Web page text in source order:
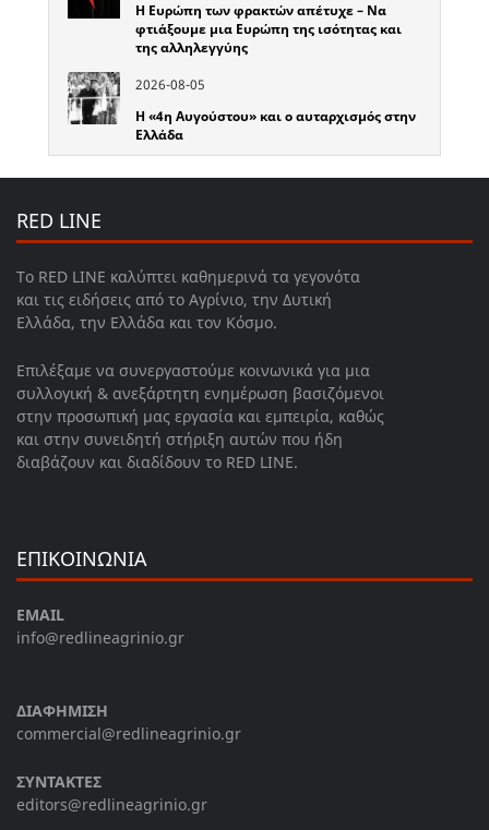
Η Ευρώπη των φρακτών απέτυχε – Να
φτιάξουμε μια Ευρώπη της ισότητας και
της αλληλεγγύης
2026-08-05
Η «4η Αυγούστου» και ο αυταρχισμός στην
Ελλάδα
RED LINE
Το RED LINE καλύπτει καθημερινά τα γεγονότα
και τις ειδήσεις από το Αγρίνιο, την Δυτική
Ελλάδα, την Ελλάδα και τον Κόσμο.
Επιλέξαμε να συνεργαστούμε κοινωνικά για μια
συλλογική & ανεξάρτητη ενημέρωση βασιζόμενοι
στην προσωπική μας εργασία και εμπειρία, καθώς
και στην συνειδητή στήριξη αυτών που ήδη
διαβάζουν και διαδίδουν το RED LINE.
ΕΠΙΚΟΙΝΩΝΙΑ
EMAIL
info@redlineagrinio.gr
ΔΙΑΦΗΜΙΣΗ
commercial@redlineagrinio.gr
ΣΥΝΤΑΚΤΕΣ
editors@redlineagrinio.gr